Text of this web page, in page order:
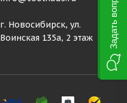
г. Новосибирск, ул.
Воинская 135а, 2 этаж
Задать вопрос